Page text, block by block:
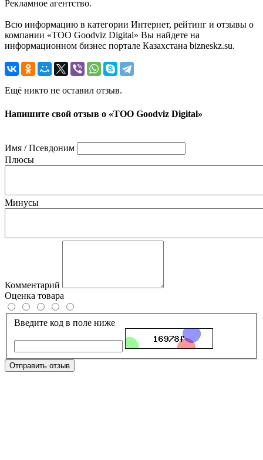
Рекламное агентство.
Всю информацию в категории Интернет, рейтинг и отзывы о
компании «ТОО Goodviz Digital» Вы найдете на
информационном бизнес портале Казахстана bizneskz.su.
Ещё никто не оставил отзыв.
Напишите свой отзыв о «ТОО Goodviz Digital»
Имя / Псевдоним
Плюсы
Минусы
Комментарий
Оценка товара
Введите код в поле ниже
Отправить отзыв